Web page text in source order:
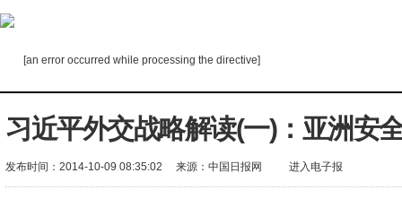
[an error occurred while processing the directive]
习近平外交战略解读(一)：亚洲安
发布时间：2014-10-09 08:35:02 来源：中国日报网 进入电子报